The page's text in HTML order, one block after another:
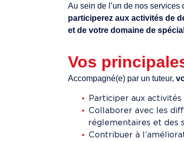
Au sein de l’un de nos services
participerez aux activités de
et de votre domaine de
Vos
Accompagné(e) par un tuteur,
Participer aux
Collaborer avec les
réglementaires et des
Contribuer à